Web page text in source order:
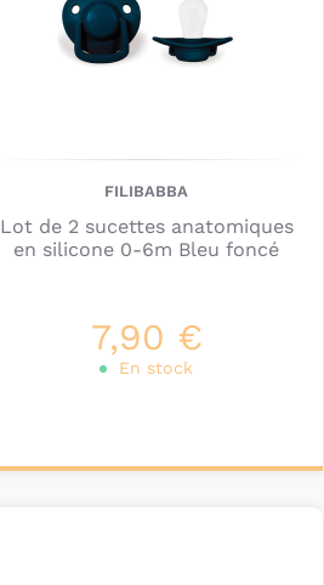
FILIBABBA
Lot de 2 sucettes anatomiques
en silicone 0-6m Bleu foncé
7,90 €
En stock